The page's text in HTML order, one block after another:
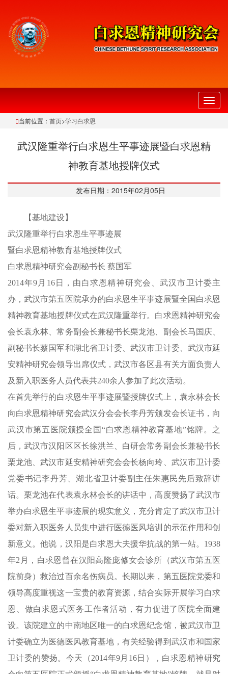
切
换
当前位置： 首页>学习白求恩
武汉隆重举行白求恩生平事迹展暨白求恩精
神教育基地授牌仪式
发布日期：2015年02月05日
【基地建设】
武汉隆重举行白求恩生平事迹展
暨白求恩精神教育基地授牌仪式
白求恩精神研究会副秘书长 蔡国军
2014年9月16日，由白求恩精神研究会、武汉市卫计委主
办，武汉市第五医院承办的白求恩生平事迹展暨全国白求恩
精神教育基地授牌仪式在武汉隆重举行。白求恩精神研究会
会长袁永林、常务副会长兼秘书长栗龙池、副会长马国庆、
副秘书长蔡国军和湖北省卫计委、武汉市卫计委、武汉市延
安精神研究会领导出席仪式，武汉市各区县有关方面负责人
及新入职医务人员代表共240余人参加了此次活动。
在首先举行的白求恩生平事迹展暨授牌仪式上，袁永林会长
向白求恩精神研究会武汉分会会长李丹芳颁发会长证书，向
武汉市第五医院颁授全国“白求恩精神教育基地”铭牌。之
后，武汉市汉阳区区长徐洪兰、白研会常务副会长兼秘书长
栗龙池、武汉市延安精神研究会会长杨向玲、武汉市卫计委
党委书记李丹芳、湖北省卫计委副主任朱惠民先后致辞讲
话。栗龙池在代表袁永林会长的讲话中，高度赞扬了武汉市
举办白求恩生平事迹展的现实意义，充分肯定了武汉市卫计
委对新入职医务人员集中进行医德医风培训的示范作用和创
新意义。他说，汉阳是白求恩大夫援华抗战的第一站。1938
年2月，白求恩曾在汉阳高隆庞修女会诊所（武汉市第五医
院前身）救治过百余名伤病员。长期以来，第五医院党委和
领导高度重视这一宝贵的教育资源，结合实际开展学习白求
恩、做白求恩式医务工作者活动，有力促进了医院全面建
设。该院建立的中南地区唯一的白求恩纪念馆，被武汉市卫
计委确立为医德医风教育基地，有关经验得到武汉市和国家
卫计委的赞扬。今天（2014年9月16日），白求恩精神研究